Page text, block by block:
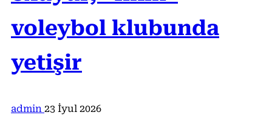
voleybol klubunda
yetişir
admin 23 İyul 2026